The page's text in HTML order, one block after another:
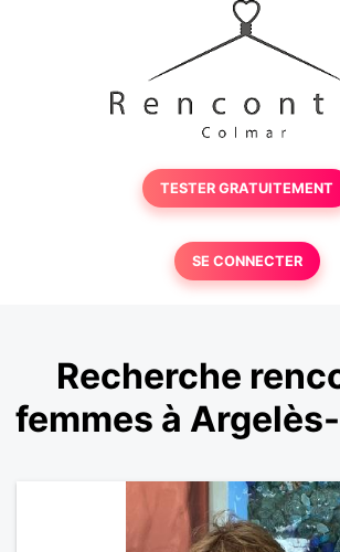
TESTER GRATUITEMENT
SE CONNECTER
Recherche
femmes à